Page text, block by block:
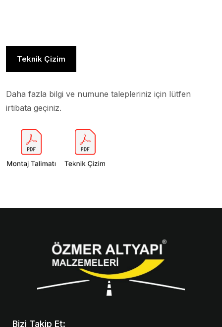
Teknik Çizim
Daha fazla bilgi ve numune talepleriniz için lütfen
irtibata geçiniz.
Bizi Takip Et: